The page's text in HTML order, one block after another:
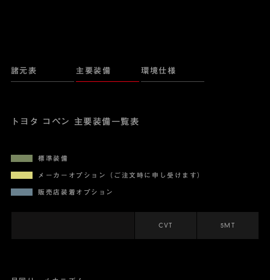
諸元表 主要装備 環境仕様
トヨタ コペン 主要装備一覧表
標準装備
メーカーオプション（ご注文時に申し受けます）
販売店装着オプション
CVT 5MT